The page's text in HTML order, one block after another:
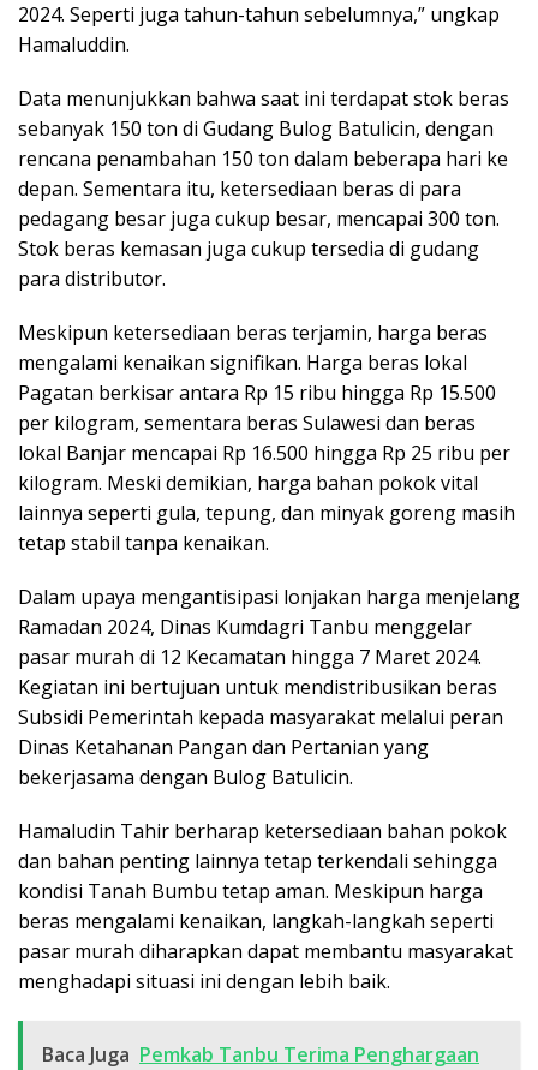
2024. Seperti juga tahun-tahun sebelumnya,” ungkap
Hamaluddin.
Data menunjukkan bahwa saat ini terdapat stok beras
sebanyak 150 ton di Gudang Bulog Batulicin, dengan
rencana penambahan 150 ton dalam beberapa hari ke
depan. Sementara itu, ketersediaan beras di para
pedagang besar juga cukup besar, mencapai 300 ton.
Stok beras kemasan juga cukup tersedia di gudang
para distributor.
Meskipun ketersediaan beras terjamin, harga beras
mengalami kenaikan signifikan. Harga beras lokal
Pagatan berkisar antara Rp 15 ribu hingga Rp 15.500
per kilogram, sementara beras Sulawesi dan beras
lokal Banjar mencapai Rp 16.500 hingga Rp 25 ribu per
kilogram. Meski demikian, harga bahan pokok vital
lainnya seperti gula, tepung, dan minyak goreng masih
tetap stabil tanpa kenaikan.
Dalam upaya mengantisipasi lonjakan harga menjelang
Ramadan 2024, Dinas Kumdagri Tanbu menggelar
pasar murah di 12 Kecamatan hingga 7 Maret 2024.
Kegiatan ini bertujuan untuk mendistribusikan beras
Subsidi Pemerintah kepada masyarakat melalui peran
Dinas Ketahanan Pangan dan Pertanian yang
bekerjasama dengan Bulog Batulicin.
Hamaludin Tahir berharap ketersediaan bahan pokok
dan bahan penting lainnya tetap terkendali sehingga
kondisi Tanah Bumbu tetap aman. Meskipun harga
beras mengalami kenaikan, langkah-langkah seperti
pasar murah diharapkan dapat membantu masyarakat
menghadapi situasi ini dengan lebih baik.
Baca Juga Pemkab Tanbu Terima Penghargaan